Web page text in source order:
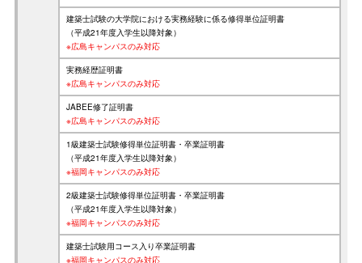
建築士試験の大学院における実務経験に係る修得単位証明書
（平成21年度入学生以降対象）
※広島キャンパスのみ対応
実務経歴証明書
※広島キャンパスのみ対応
JABEE修了証明書
※広島キャンパスのみ対応
1級建築士試験修得単位証明書・卒業証明書
（平成21年度入学生以降対象）
※福岡キャンパスのみ対応
2級建築士試験修得単位証明書・卒業証明書
（平成21年度入学生以降対象）
※福岡キャンパスのみ対応
建築士試験用コース入り卒業証明書
※福岡キャンパスのみ対応